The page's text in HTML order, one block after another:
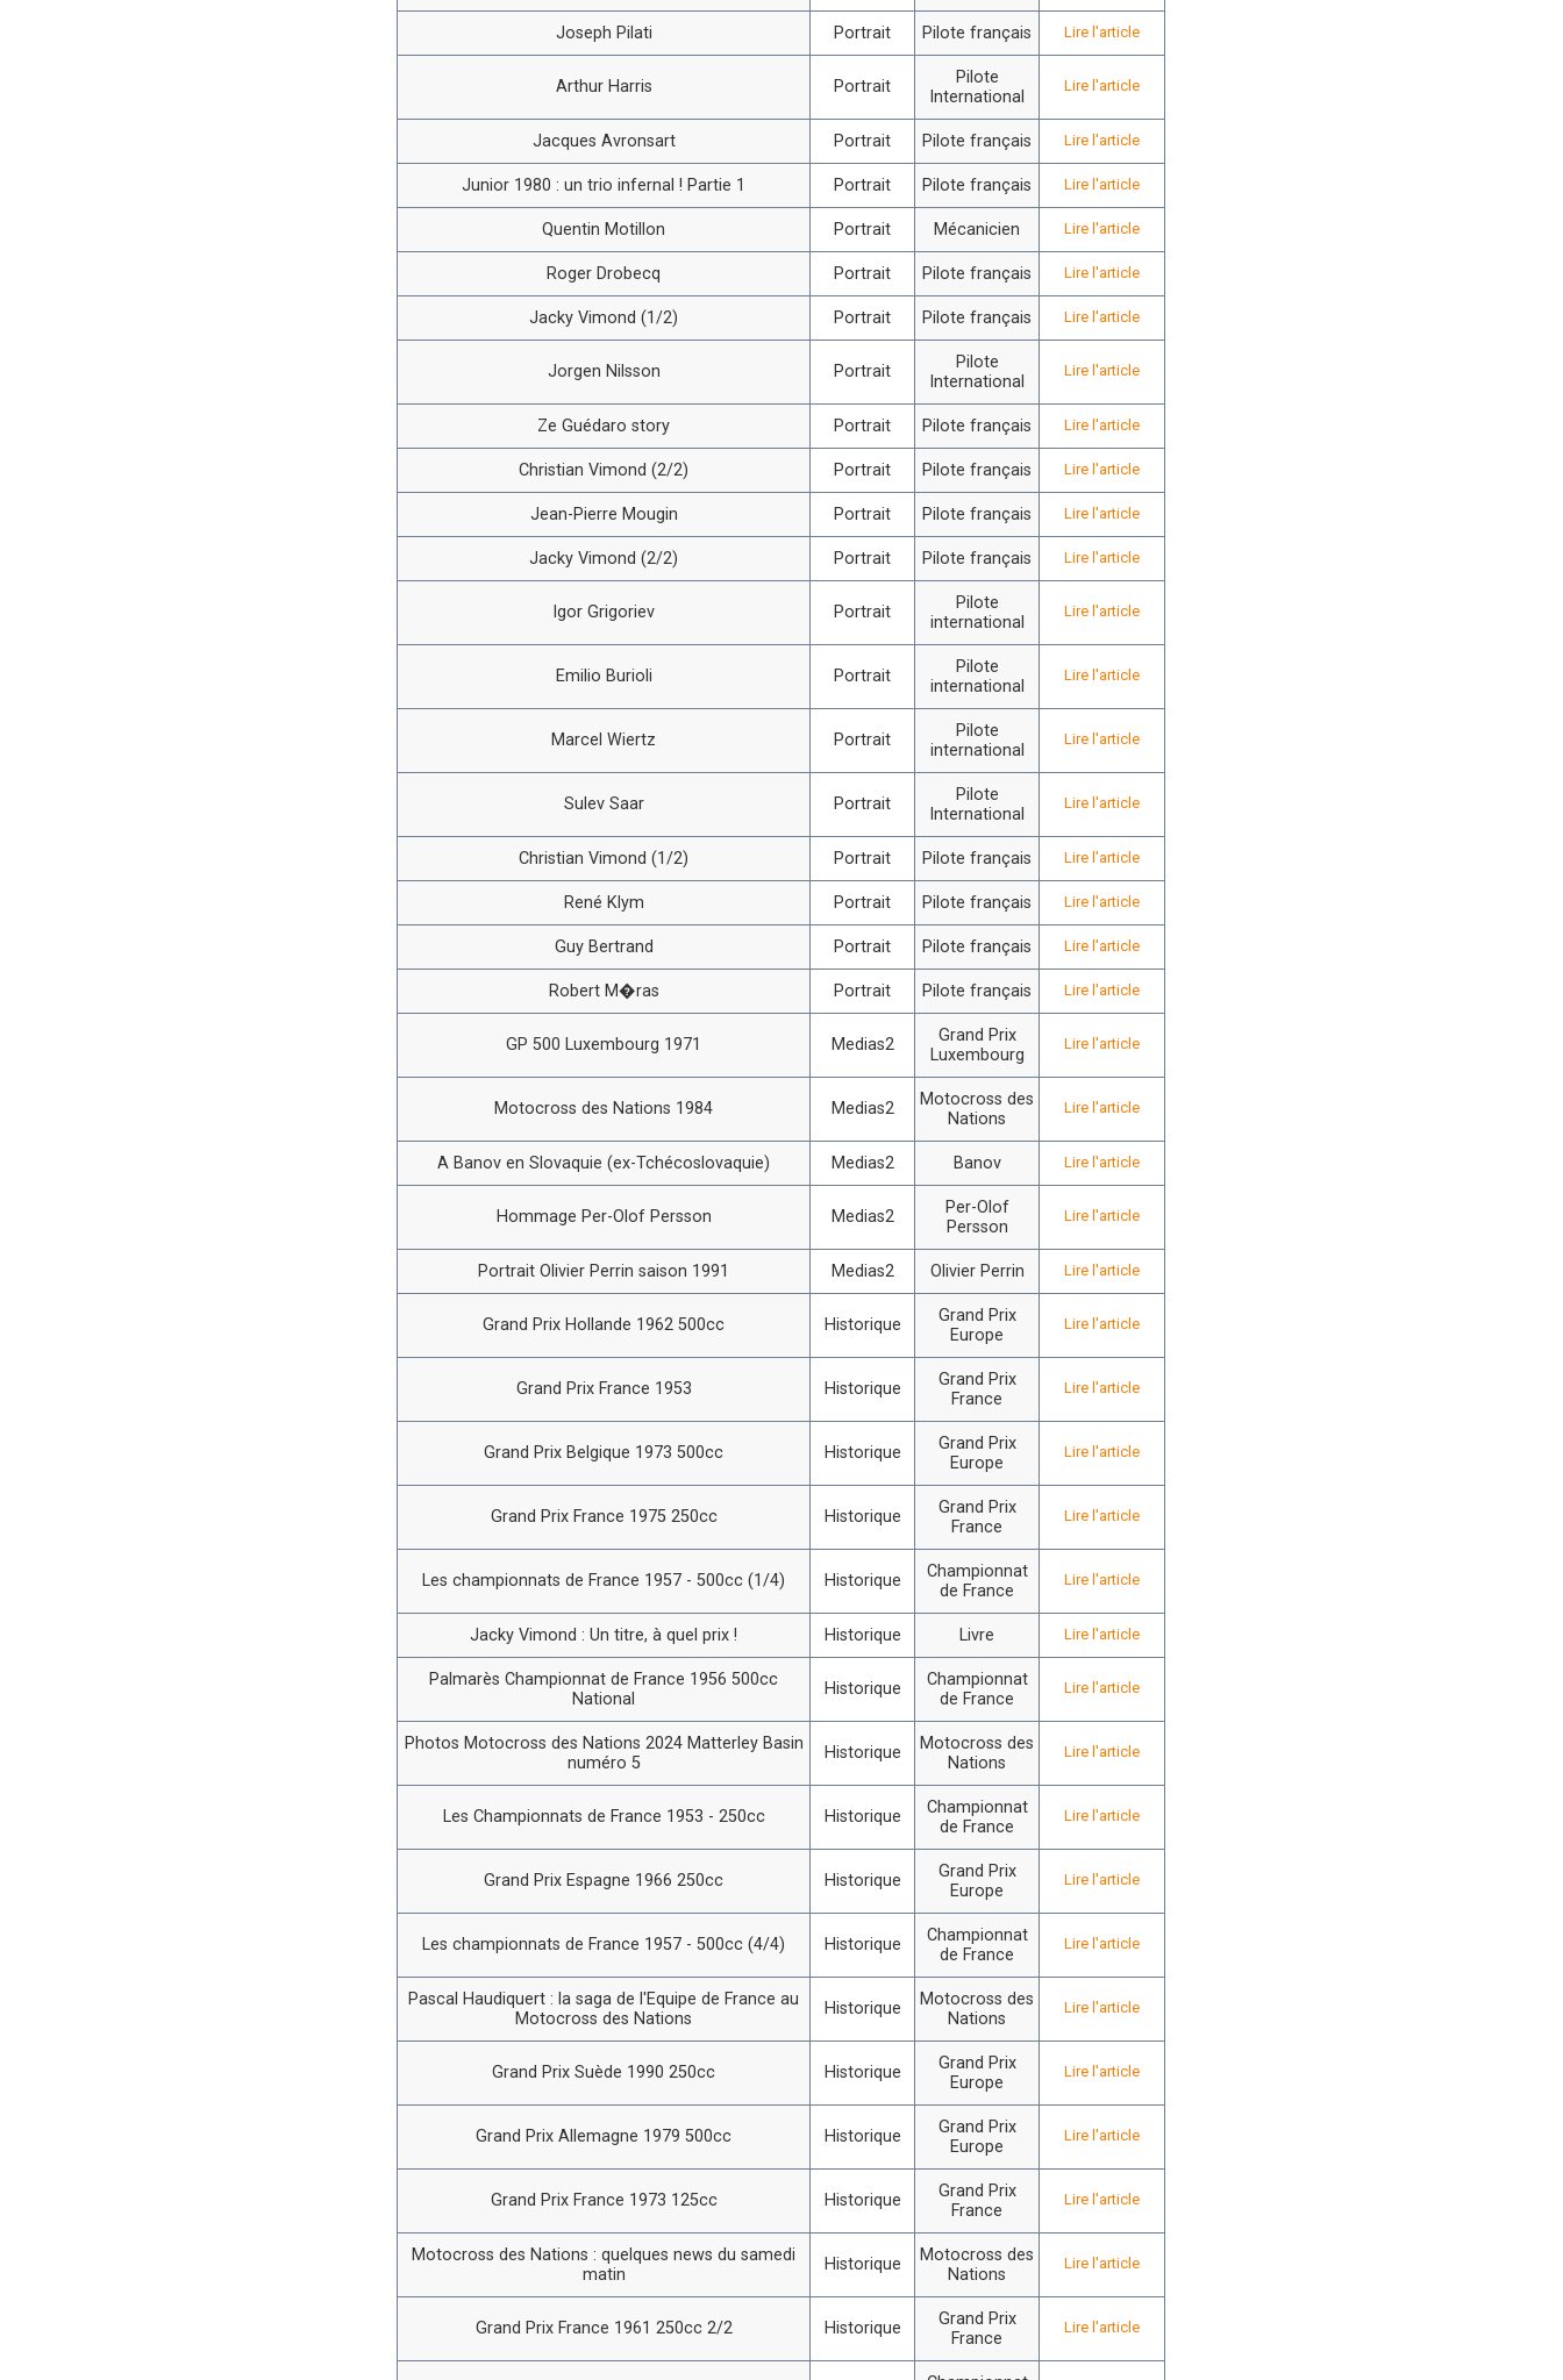
Joseph Pilati Portrait Pilote français Lire l'article
Arthur Harris Portrait
Pilote
International
Lire l'article
Jacques Avronsart Portrait Pilote français Lire l'article
Junior 1980 : un trio infernal ! Partie 1 Portrait Pilote français Lire l'article
Quentin Motillon Portrait Mécanicien Lire l'article
Roger Drobecq Portrait Pilote français Lire l'article
Jacky Vimond (1/2) Portrait Pilote français Lire l'article
Jorgen Nilsson Portrait
Pilote
International
Lire l'article
Ze Guédaro story Portrait Pilote français Lire l'article
Christian Vimond (2/2) Portrait Pilote français Lire l'article
Jean-Pierre Mougin Portrait Pilote français Lire l'article
Jacky Vimond (2/2) Portrait Pilote français Lire l'article
Igor Grigoriev Portrait
Pilote
international
Lire l'article
Emilio Burioli Portrait
Pilote
international
Lire l'article
Marcel Wiertz Portrait
Pilote
international
Lire l'article
Sulev Saar Portrait
Pilote
International
Lire l'article
Christian Vimond (1/2) Portrait Pilote français Lire l'article
René Klym Portrait Pilote français Lire l'article
Guy Bertrand Portrait Pilote français Lire l'article
Robert M�ras Portrait Pilote français Lire l'article
GP 500 Luxembourg 1971 Medias2
Grand Prix
Luxembourg
Lire l'article
Motocross des Nations 1984 Medias2
Motocross des
Nations
Lire l'article
A Banov en Slovaquie (ex-Tchécoslovaquie) Medias2 Banov Lire l'article
Hommage Per-Olof Persson Medias2
Per-Olof
Persson
Lire l'article
Portrait Olivier Perrin saison 1991 Medias2 Olivier Perrin Lire l'article
Grand Prix Hollande 1962 500cc Historique
Grand Prix
Europe
Lire l'article
Grand Prix France 1953 Historique
Grand Prix
France
Lire l'article
Grand Prix Belgique 1973 500cc Historique
Grand Prix
Europe
Lire l'article
Grand Prix France 1975 250cc Historique
Grand Prix
France
Lire l'article
Les championnats de France 1957 - 500cc (1/4) Historique
Championnat
de France
Lire l'article
Jacky Vimond : Un titre, à quel prix ! Historique Livre Lire l'article
Palmarès Championnat de France 1956 500cc
National
Historique
Championnat
de France
Lire l'article
Photos Motocross des Nations 2024 Matterley Basin
numéro 5
Historique
Motocross des
Nations
Lire l'article
Les Championnats de France 1953 - 250cc Historique
Championnat
de France
Lire l'article
Grand Prix Espagne 1966 250cc Historique
Grand Prix
Europe
Lire l'article
Les championnats de France 1957 - 500cc (4/4) Historique
Championnat
de France
Lire l'article
Pascal Haudiquert : la saga de l'Equipe de France au
Motocross des Nations
Historique
Motocross des
Nations
Lire l'article
Grand Prix Suède 1990 250cc Historique
Grand Prix
Europe
Lire l'article
Grand Prix Allemagne 1979 500cc Historique
Grand Prix
Europe
Lire l'article
Grand Prix France 1973 125cc Historique
Grand Prix
France
Lire l'article
Motocross des Nations : quelques news du samedi
matin
Historique
Motocross des
Nations
Lire l'article
Grand Prix France 1961 250cc 2/2 Historique
Grand Prix
France
Lire l'article